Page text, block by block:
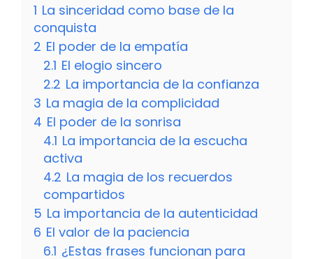
1 La sinceridad como base de la
conquista
2 El poder de la empatía
2.1 El elogio sincero
2.2 La importancia de la confianza
3 La magia de la complicidad
4 El poder de la sonrisa
4.1 La importancia de la escucha
activa
4.2 La magia de los recuerdos
compartidos
5 La importancia de la autenticidad
6 El valor de la paciencia
6.1 ¿Estas frases funcionan para